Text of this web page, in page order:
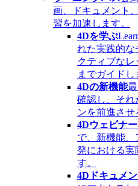
画、ドキュメント
習を加速します。
4Dを学ぶ
れた実践的な
クティブな
までガイドし
4Dの新機能
確認し、それ
ンを前進させ
4Dウェビナー
で、新機能、
発における実
す。
4Dドキュメン